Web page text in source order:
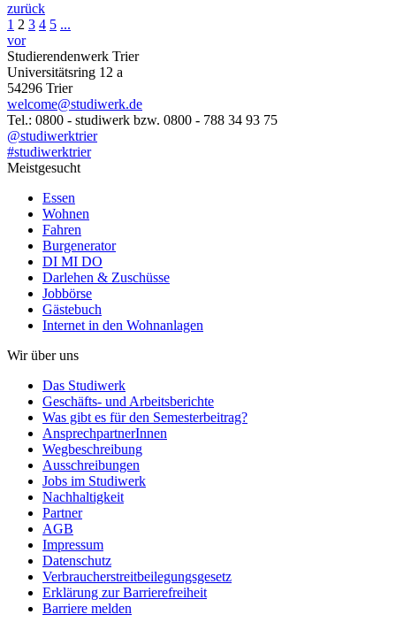
zurück
1 2 3 4 5 ...
vor
Studierendenwerk Trier
Universitätsring 12 a
54296 Trier
welcome@studiwerk.de
Tel.: 0800 - studiwerk bzw. 0800 - 788 34 93 75
@studiwerktrier
#studiwerktrier
Meistgesucht
Essen
Wohnen
Fahren
Burgenerator
DI MI DO
Darlehen & Zuschüsse
Jobbörse
Gästebuch
Internet in den Wohnanlagen
Wir über uns
Das Studiwerk
Geschäfts- und Arbeitsberichte
Was gibt es für den Semesterbeitrag?
AnsprechpartnerInnen
Wegbeschreibung
Ausschreibungen
Jobs im Studiwerk
Nachhaltigkeit
Partner
AGB
Impressum
Datenschutz
Verbraucherstreitbeilegungsgesetz
Erklärung zur Barrierefreiheit
Barriere melden